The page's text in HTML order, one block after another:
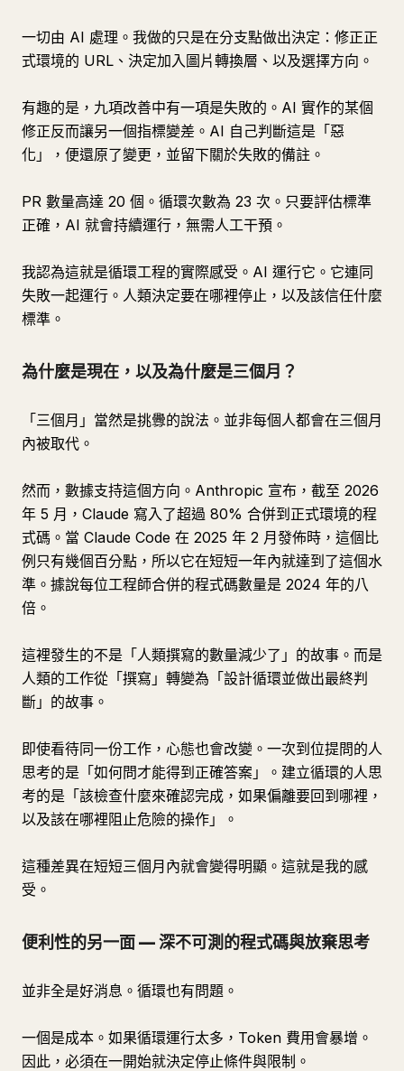
一切由 AI 處理。我做的只是在分支點做出決定：修正正
式環境的 URL、決定加入圖片轉換層、以及選擇方向。
有趣的是，九項改善中有一項是失敗的。AI 實作的某個
修正反而讓另一個指標變差。AI 自己判斷這是「惡
化」，便還原了變更，並留下關於失敗的備註。
PR 數量高達 20 個。循環次數為 23 次。只要評估標準
正確，AI 就會持續運行，無需人工干預。
我認為這就是循環工程的實際感受。AI 運行它。它連同
失敗一起運行。人類決定要在哪裡停止，以及該信任什麼
標準。
為什麼是現在，以及為什麼是三個月？
「三個月」當然是挑釁的說法。並非每個人都會在三個月
內被取代。
然而，數據支持這個方向。Anthropic 宣布，截至 2026
年 5 月，Claude 寫入了超過 80% 合併到正式環境的程
式碼。當 Claude Code 在 2025 年 2 月發佈時，這個比
例只有幾個百分點，所以它在短短一年內就達到了這個水
準。據說每位工程師合併的程式碼數量是 2024 年的八
倍。
這裡發生的不是「人類撰寫的數量減少了」的故事。而是
人類的工作從「撰寫」轉變為「設計循環並做出最終判
斷」的故事。
即使看待同一份工作，心態也會改變。一次到位提問的人
思考的是「如何問才能得到正確答案」。建立循環的人思
考的是「該檢查什麼來確認完成，如果偏離要回到哪裡，
以及該在哪裡阻止危險的操作」。
這種差異在短短三個月內就會變得明顯。這就是我的感
受。
便利性的另一面 — 深不可測的程式碼與放棄思考
並非全是好消息。循環也有問題。
一個是成本。如果循環運行太多，Token 費用會暴增。
因此，必須在一開始就決定停止條件與限制。